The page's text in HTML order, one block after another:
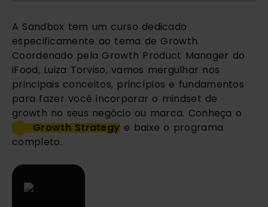
A Sandbox tem um curso dedicado
especificamente ao tema de Growth.
Coordenado pela Growth Product Manager do
iFood, Luiza Torviso, vamos mergulhar nos
principais conceitos, princípios e fundamentos
para fazer você incorporar o mindset de
growth no seus negócio ou marca. Conheça o
Growth Strategy e baixe o programa
completo.